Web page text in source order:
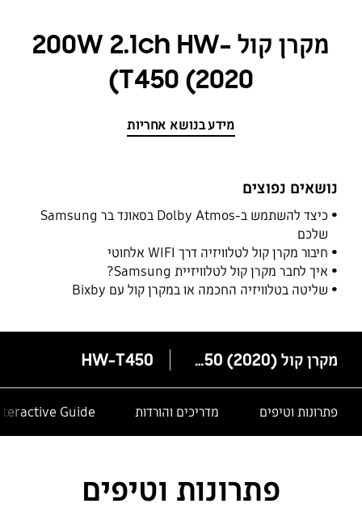
מקרן קול 200W 2.1ch HW-
T450 (2020)
מידע בנושא אחריות
נושאים נפוצים
כיצד להשתמש ב-Dolby Atmos בסאונד בר Samsung
שלכם
חיבור מקרן קול לטלוויזיה דרך WIFI אלחוטי
איך לחבר מקרן קול לטלוויזיית Samsung?
שליטה בטלוויזיה החכמה או במקרן קול עם Bixby
מקרן קול 200W 2.1ch HW-T450 (2020) HW-T450
פתרונות וטיפים מדריכים והורדות Guide
פתרונות וטיפים